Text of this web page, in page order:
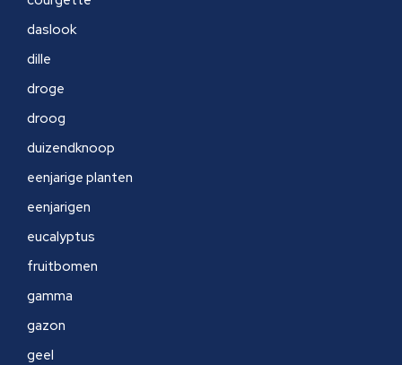
daslook
dille
droge
droog
duizendknoop
eenjarige planten
eenjarigen
eucalyptus
fruitbomen
gamma
gazon
geel